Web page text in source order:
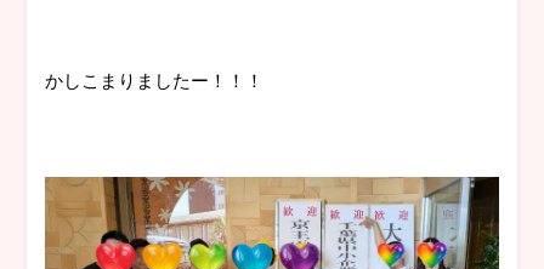
かしこまりましたー！！！